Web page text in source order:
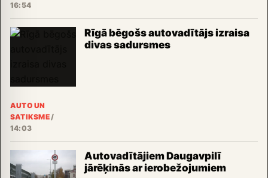
16:54
Rīgā bēgošs autovadītājs izraisa
divas sadursmes
AUTO UN
SATIKSME/
14:03
Autovadītājiem Daugavpilī
jārēķinās ar ierobežojumiem